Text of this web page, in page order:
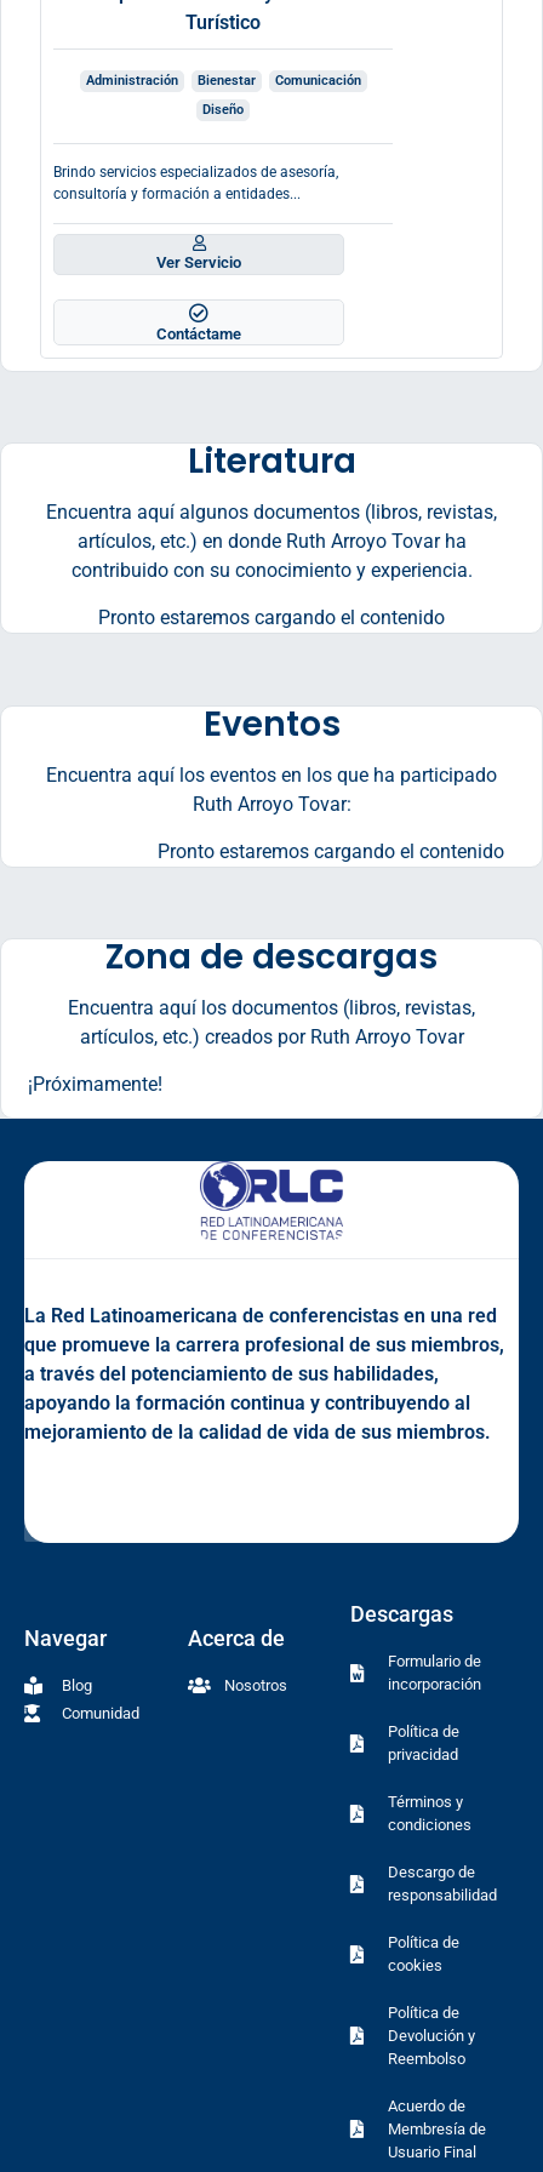
Turístico
Administración Bienestar
Comunicación
Diseño
Brindo servicios especializados de asesoría,
consultoría y formación a entidades...
Ver Servicio
Contáctame
Literatura
Encuentra aquí algunos documentos (libros, revistas,
artículos, etc.) en donde Ruth Arroyo Tovar ha
contribuido con su conocimiento y experiencia.
Pronto estaremos cargando el contenido
Eventos
Encuentra aquí los eventos en los que ha participado
Ruth Arroyo Tovar:
Pronto estaremos cargando el contenido
Zona de descargas
Encuentra aquí los documentos (libros, revistas,
artículos, etc.) creados por Ruth Arroyo Tovar
¡Próximamente!
La Red Latinoamericana de conferencistas en una red
que promueve la carrera profesional de sus miembros,
a través del potenciamiento de sus habilidades,
apoyando la formación continua y contribuyendo al
mejoramiento de la calidad de vida de sus miembros.
Navegar
Blog
Comunidad
Acerca de
Nosotros
Descargas
Formulario de
incorporación
Política de
privacidad
Términos y
condiciones
Descargo de
responsabilidad
Política de
cookies
Política de
Devolución y
Reembolso
Acuerdo de
Membresía de
Usuario Final